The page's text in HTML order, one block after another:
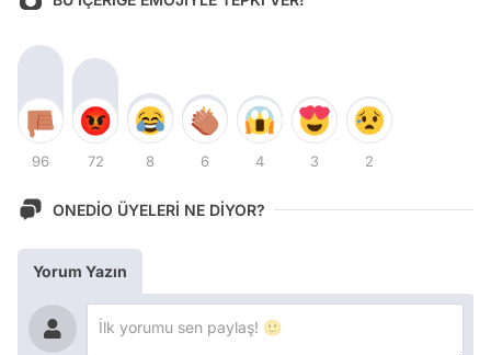
96 72 8 6 4 3 2
ONEDİO ÜYELERİ NE DİYOR?
Yorum Yazın